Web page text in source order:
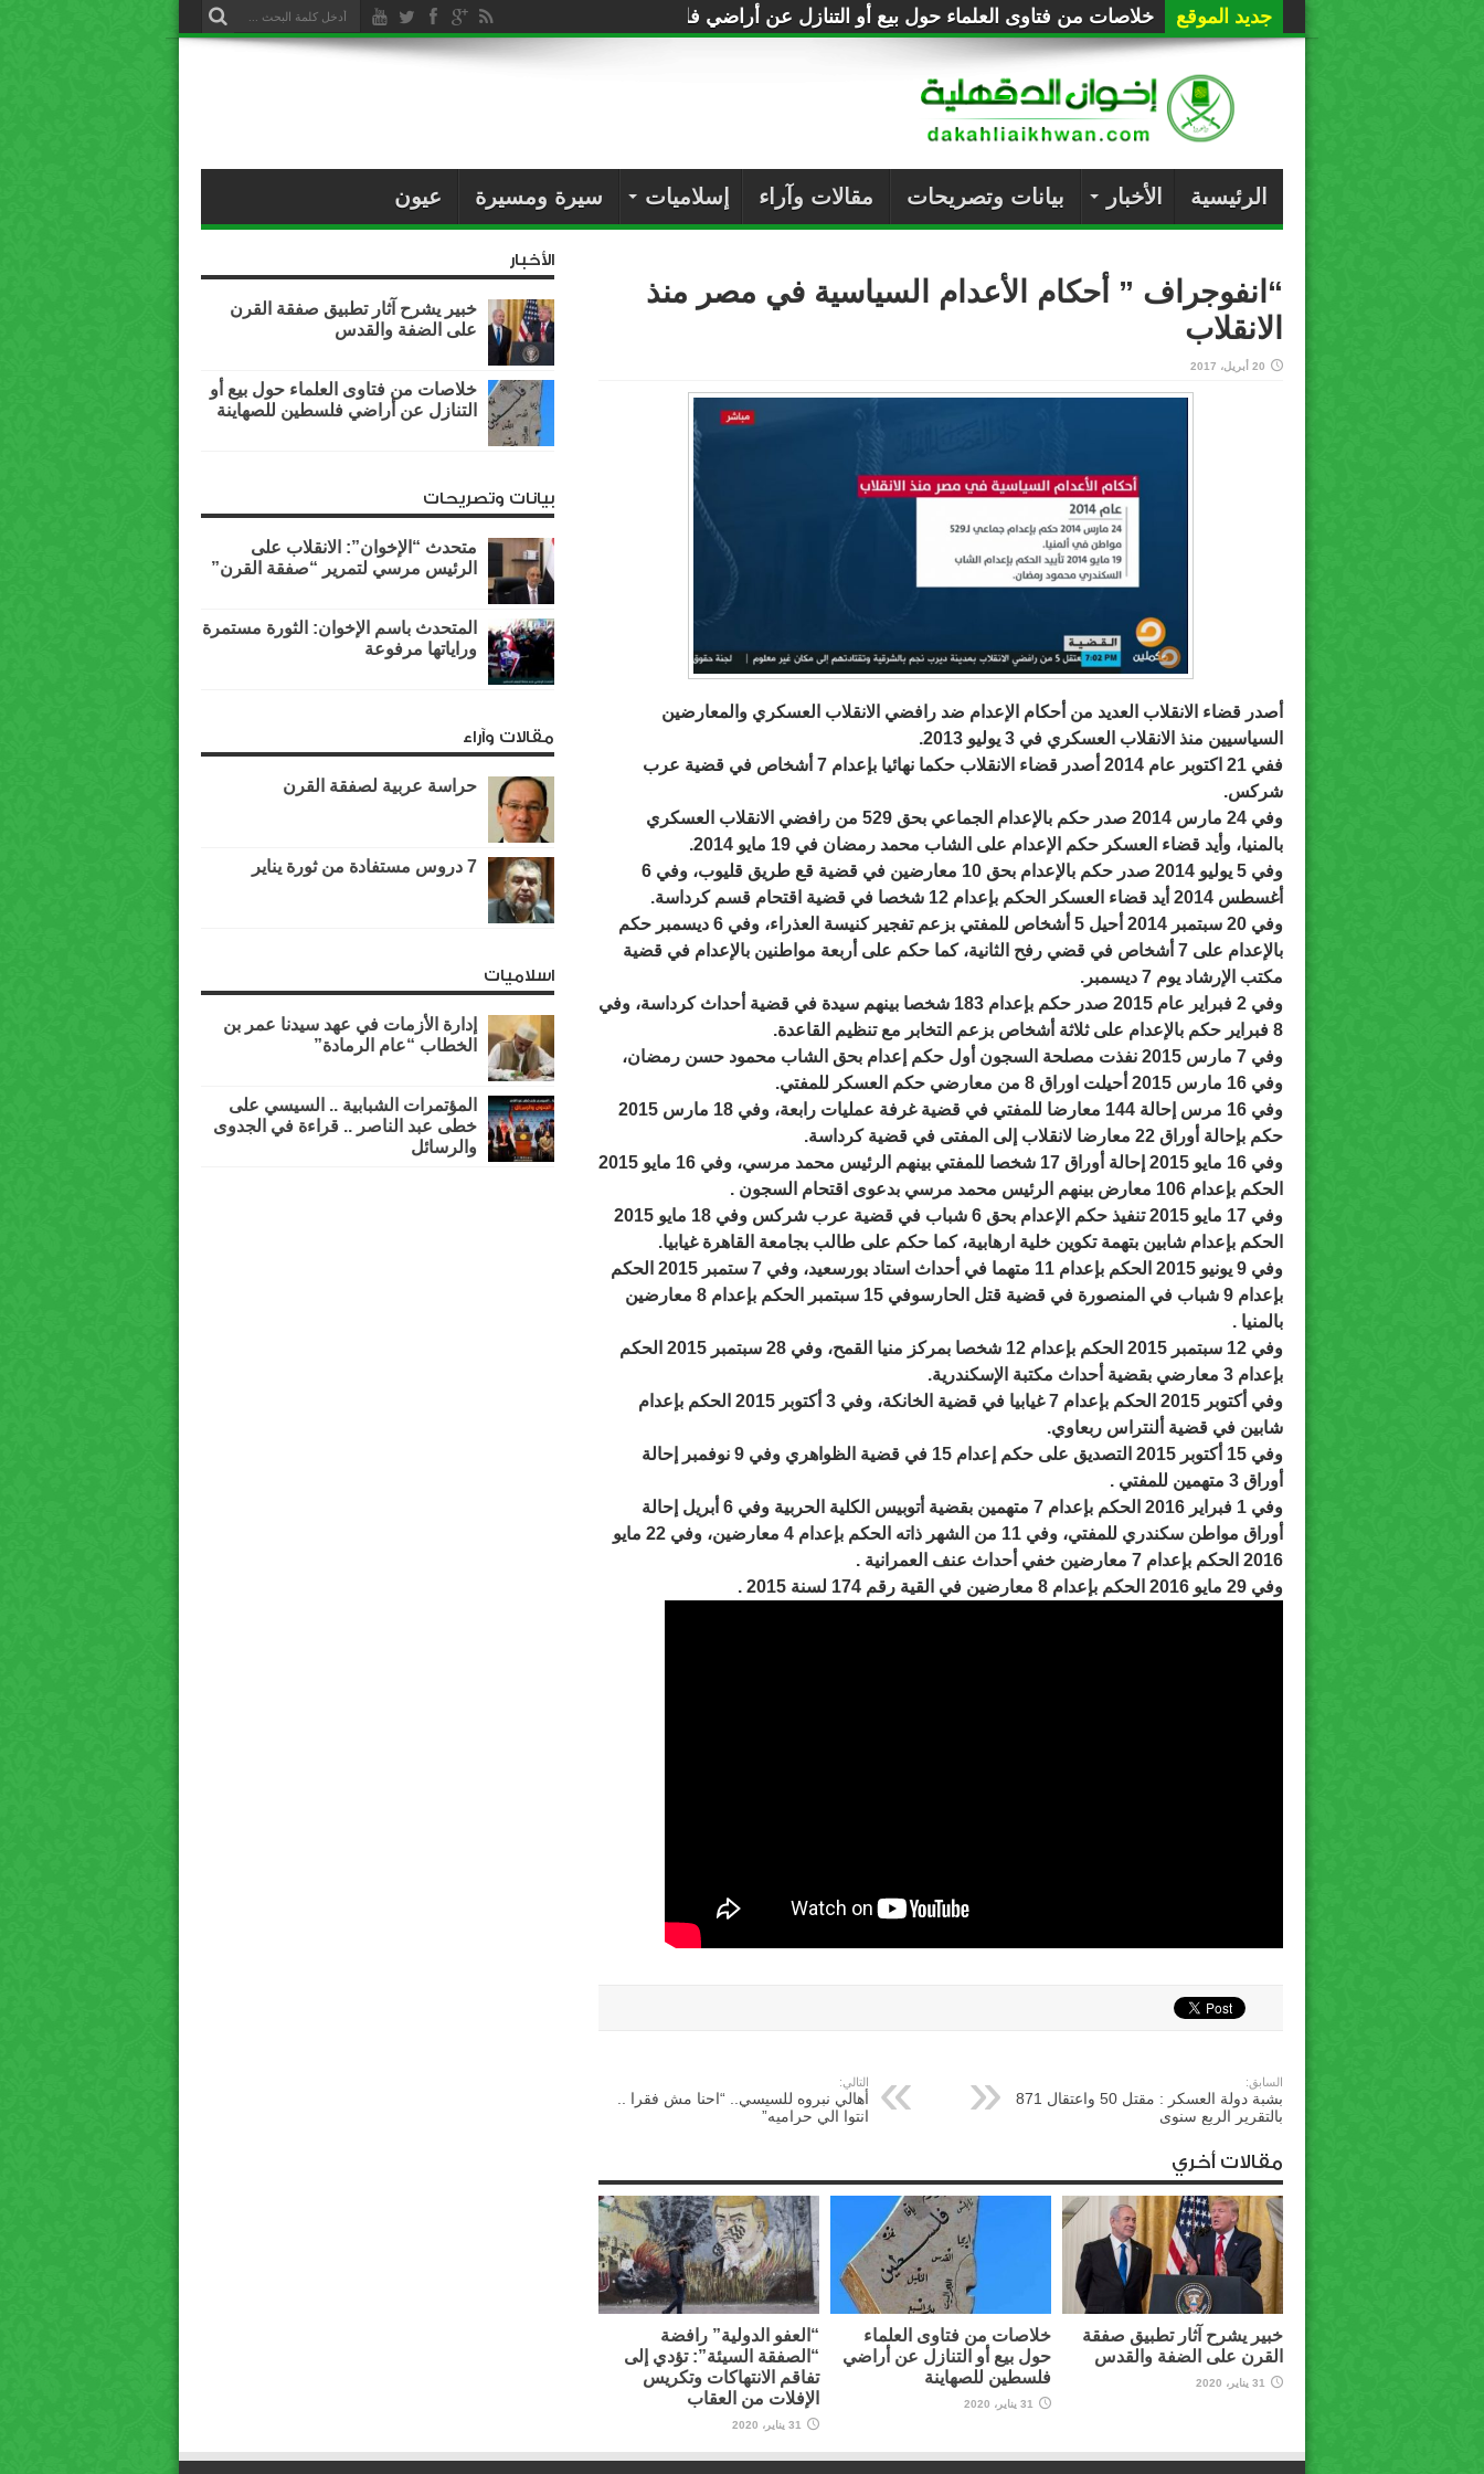
جديد الموقع خلاصات من فتاوى العلماء حول بيع أو التنازل عن أراضي فلسطين للصهاينة
الرئيسية الأخبار بيانات وتصريحات مقالات وآراء إسلاميات سيرة ومسيرة عيون
“انفوجراف ” أحكام الأعدام السياسية في مصر منذ
الانقلاب
20 أبريل، 2017
أصدر قضاء الانقلاب العديد من أحكام الإعدام ضد رافضي الانقلاب العسكري والمعارضين
السياسيين منذ الانقلاب العسكري في 3 يوليو 2013.
ففي 21 اكتوبر عام 2014 أصدر قضاء الانقلاب حكما نهائيا بإعدام 7 أشخاص في قضية عرب
شركس.
وفي 24 مارس 2014 صدر حكم بالإعدام الجماعي بحق 529 من رافضي الانقلاب العسكري
بالمنيا، وأيد قضاء العسكر حكم الإعدام على الشاب محمد رمضان في 19 مايو 2014.
وفي 5 يوليو 2014 صدر حكم بالإعدام بحق 10 معارضين في قضية قع طريق قليوب، وفي 6
أغسطس 2014 أيد قضاء العسكر الحكم بإعدام 12 شخصا في قضية اقتحام قسم كرداسة.
وفي 20 سبتمبر 2014 أحيل 5 أشخاص للمفتي بزعم تفجير كنيسة العذراء، وفي 6 ديسمبر حكم
بالإعدام على 7 أشخاص في قضي رفح الثانية، كما حكم على أربعة مواطنين بالإعدام في قضية
مكتب الإرشاد يوم 7 ديسمبر.
وفي 2 فبراير عام 2015 صدر حكم بإعدام 183 شخصا بينهم سيدة في قضية أحداث كرداسة، وفي
8 فبراير حكم بالإعدام على ثلاثة أشخاص بزعم التخابر مع تنظيم القاعدة.
وفي 7 مارس 2015 نفذت مصلحة السجون أول حكم إعدام بحق الشاب محمود حسن رمضان،
وفي 16 مارس 2015 أحيلت اوراق 8 من معارضي حكم العسكر للمفتي.
وفي 16 مرس إحالة 144 معارضا للمفتي في قضية غرفة عمليات رابعة، وفي 18 مارس 2015
حكم بإحالة أوراق 22 معارضا لانقلاب إلى المفتى في قضية كرداسة.
وفي 16 مايو 2015 إحالة أوراق 17 شخصا للمفتي بينهم الرئيس محمد مرسي، وفي 16 مايو 2015
الحكم بإعدام 106 معارض بينهم الرئيس محمد مرسي بدعوى اقتحام السجون .
وفي 17 مايو 2015 تنفيذ حكم الإعدام بحق 6 شباب في قضية عرب شركس وفي 18 مايو 2015
الحكم بإعدام شابين بتهمة تكوين خلية ارهابية، كما حكم على طالب بجامعة القاهرة غيابيا.
وفي 9 يونيو 2015 الحكم بإعدام 11 متهما في أحداث استاد بورسعيد، وفي 7 ستمبر 2015 الحكم
بإعدام 9 شباب في المنصورة في قضية قتل الحارسوفي 15 سبتمبر الحكم بإعدام 8 معارضين
بالمنيا .
وفي 12 سبتمبر 2015 الحكم بإعدام 12 شخصا بمركز منيا القمح، وفي 28 سبتمبر 2015 الحكم
بإعدام 3 معارضي بقضية أحداث مكتبة الإسكندرية.
وفي أكتوبر 2015 الحكم بإعدام 7 غيابيا في قضية الخانكة، وفي 3 أكتوبر 2015 الحكم بإعدام
شابين في قضية ألنتراس ربعاوي.
وفي 15 أكتوبر 2015 التصديق على حكم إعدام 15 في قضية الظواهري وفي 9 نوفمبر إحالة
أوراق 3 متهمين للمفتي .
وفي 1 فبراير 2016 الحكم بإعدام 7 متهمين بقضية أتوبيس الكلية الحربية وفي 6 أبريل إحالة
أوراق مواطن سكندري للمفتي، وفي 11 من الشهر ذاته الحكم بإعدام 4 معارضين، وفي 22 مايو
2016 الحكم بإعدام 7 معارضين خفي أحداث عنف العمرانية .
وفي 29 مايو 2016 الحكم بإعدام 8 معارضين في القية رقم 174 لسنة 2015 .
السابق:
بشبة دولة العسكر : مقتل 50 واعتقال 871
بالتقرير الربع سنوى
التالي:
أهالي نبروه للسيسي.. “احنا مش فقرا ..
انتوا الي حراميه”
مقالات أخري
خبير يشرح آثار تطبيق صفقة
القرن على الضفة والقدس
31 يناير، 2020
خلاصات من فتاوى العلماء
حول بيع أو التنازل عن أراضي
فلسطين للصهاينة
31 يناير، 2020
“العفو الدولية” رافضة
“الصفقة السيئة”: تؤدي إلى
تفاقم الانتهاكات وتكريس
الإفلات من العقاب
31 يناير، 2020
الأخبار
خبير يشرح آثار تطبيق صفقة القرن
على الضفة والقدس
خلاصات من فتاوى العلماء حول بيع أو
التنازل عن أراضي فلسطين للصهاينة
بيانات وتصريحات
متحدث “الإخوان”: الانقلاب على
الرئيس مرسي لتمرير “صفقة القرن”
المتحدث باسم الإخوان: الثورة مستمرة
وراياتها مرفوعة
مقالات وآراء
حراسة عربية لصفقة القرن
7 دروس مستفادة من ثورة يناير
اسلاميات
إدارة الأزمات في عهد سيدنا عمر بن
الخطاب “عام الرمادة”
المؤتمرات الشبابية .. السيسي على
خطى عبد الناصر .. قراءة في الجدوى
والرسائل